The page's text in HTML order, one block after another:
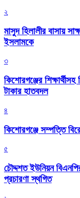
২
মাসুদ হিলালীর বাসায়
ইসলামকে
৩
কিশোরগঞ্জের
টাকার হাতবদল
৪
কিশোরগঞ্জে সম্পত্তি
৫
চৌদ্দশত ইউনিয়ন
প্রচারণা স্থগিত